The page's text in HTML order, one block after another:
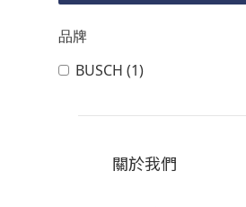
品牌
BUSCH (1)
關於我們